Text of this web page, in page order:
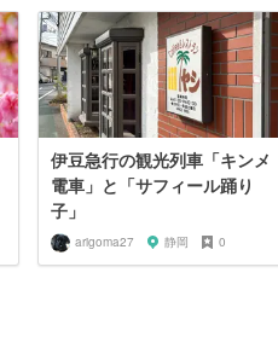
伊豆急行の観光列車「キンメ
電車」と「サフィール踊り
子」
arigoma27 静岡 0